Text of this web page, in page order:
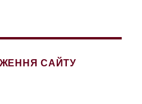
САЙТУ